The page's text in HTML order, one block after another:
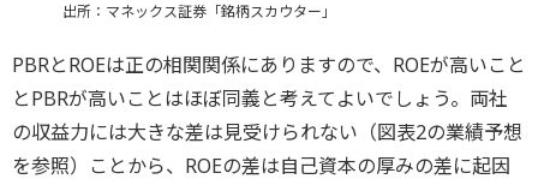
出所：マネックス証券「銘柄スカウター」
PBRとROEは正の相関関係にありますので、ROEが高いこと
とPBRが高いことはほぼ同義と考えてよいでしょう。両社
の収益力には大きな差は見受けられない（図表2の業績予想
を参照）ことから、ROEの差は自己資本の厚みの差に起因